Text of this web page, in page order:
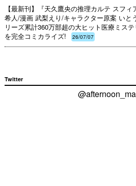
【最新刊】『天久鷹央の推理カルテ スフ
希人/漫画 武梨えり/キャラクター原案 いと
リーズ累計360万部超の大ヒット医療ミス
を完全コミカライズ!
26/07/07
Twitter